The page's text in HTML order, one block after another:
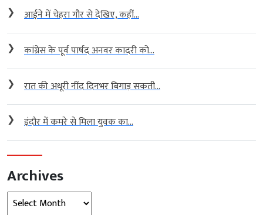
❯ आईने में चेहरा गौर से देखिए, कहीं...
❯ कांग्रेस के पूर्व पार्षद अनवर कादरी को...
❯ रात की अधूरी नींद दिनभर बिगाड़ सकती...
❯ इंदौर में कमरे से मिला युवक का...
Archives
Archives